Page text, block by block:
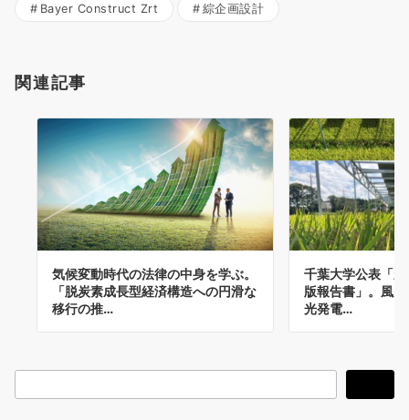
Bayer Construct Zrt 綜企画設計
関連記事
気候変動時代の法律の中身を学ぶ。
「脱炭素成長型経済構造への円滑な
移行の推…
千葉大学公表「
版報告書」。風
光発電…
索